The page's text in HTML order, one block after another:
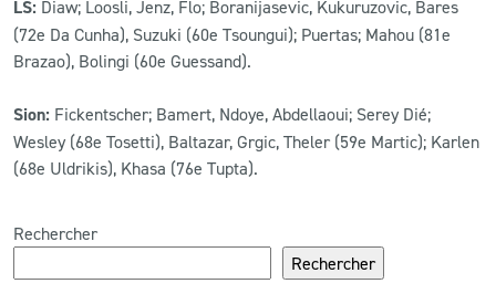
LS: Diaw; Loosli, Jenz, Flo; Boranijasevic, Kukuruzovic, Bares
(72e Da Cunha), Suzuki (60e Tsoungui); Puertas; Mahou (81e
Brazao), Bolingi (60e Guessand).
Sion: Fickentscher; Bamert, Ndoye, Abdellaoui; Serey Dié;
Wesley (68e Tosetti), Baltazar, Grgic, Theler (59e Martic); Karlen
(68e Uldrikis), Khasa (76e Tupta).
Rechercher
Rechercher